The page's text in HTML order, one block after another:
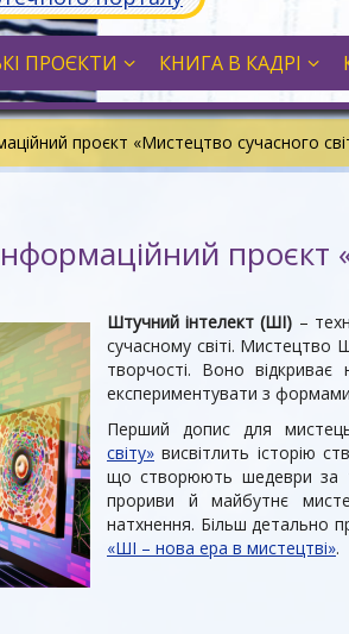
ПРОЄКТИ КНИГА В КАДРІ
проєкт «Мистецтво сучасного
проєкт
Штучний інтелект (ШІ) –
сучасному світі. Мистецтво
творчості. Воно відкриває
експериментувати з
Перший допис для
світу» висвітлить історію
що створюють шедеври за
прориви й майбутнє
натхнення. Більш детально
«ШІ – нова ера в мистецтві».